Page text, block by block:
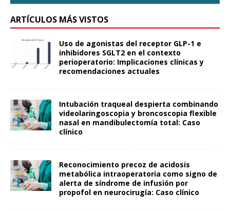
ARTÍCULOS MÁS VISTOS
Uso de agonistas del receptor GLP-1 e
inhibidores SGLT2 en el contexto
perioperatorio: Implicaciones clínicas y
recomendaciones actuales
Intubación traqueal despierta combinando
videolaringoscopia y broncoscopia flexible
nasal en mandibulectomía total: Caso
clínico
Reconocimiento precoz de acidosis
metabólica intraoperatoria como signo de
alerta de síndrome de infusión por
propofol en neurocirugía: Caso clínico